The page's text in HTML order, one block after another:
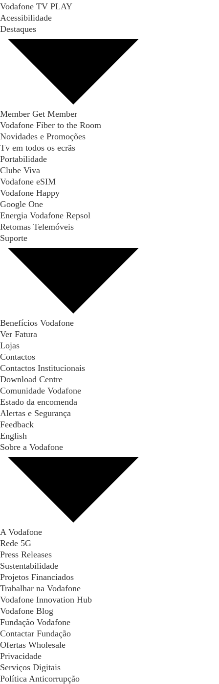
Vodafone TV PLAY
Acessibilidade
Destaques
Member Get Member
Vodafone Fiber to the Room
Novidades e Promoções
Tv em todos os ecrãs
Portabilidade
Clube Viva
Vodafone eSIM
Vodafone Happy
Google One
Energia Vodafone Repsol
Retomas Telemóveis
Suporte
Benefícios Vodafone
Ver Fatura
Lojas
Contactos
Contactos Institucionais
Download Centre
Comunidade Vodafone
Estado da encomenda
Alertas e Segurança
Feedback
English
Sobre a Vodafone
A Vodafone
Rede 5G
Press Releases
Sustentabilidade
Projetos Financiados
Trabalhar na Vodafone
Vodafone Innovation Hub
Vodafone Blog
Fundação Vodafone
Contactar Fundação
Ofertas Wholesale
Privacidade
Serviços Digitais
Política Anticorrupção